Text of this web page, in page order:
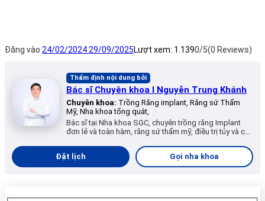
Đăng vào 24/02/2024 29/09/2025Lượt xem: 1.1390/5(0 Reviews)
Thẩm định nội dung bởi
Bác sĩ Chuyên khoa I Nguyễn Trung Khánh
Chuyên khoa: Trồng Răng implant, Răng sứ Thẩm
Mỹ, Nha khoa tổng quát,
Bác sĩ tại Nha khoa SGC, chuyên trồng răng Implant
đơn lẻ và toàn hàm, răng sứ thẩm mỹ, điều trị tủy và các
Đặt lịch
Gọi nha khoa